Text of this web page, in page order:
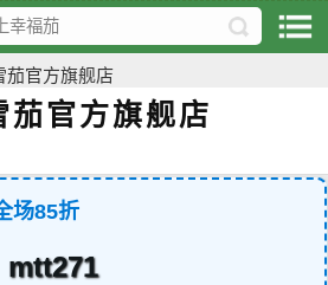
茄官方旗舰店
茄官方旗舰店
场85折
mtt271